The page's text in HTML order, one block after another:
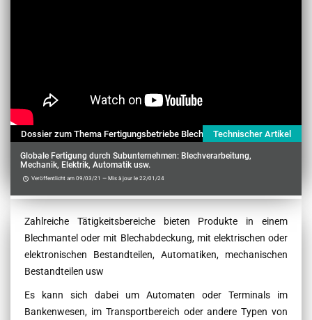
Dossier zum Thema Fertigungsbetriebe Blechverarbeitung
Technischer Artikel
Globale Fertigung durch Subunternehmen: Blechverarbeitung,
Mechanik, Elektrik, Automatik usw.
Veröffentlicht am 09/03/21 — Mis à jour le 22/01/24
Contenu
Zahlreiche Tätigkeitsbereiche bieten Produkte in einem
Blechmantel oder mit Blechabdeckung, mit elektrischen oder
elektronischen Bestandteilen, Automatiken, mechanischen
Bestandteilen usw
Es kann sich dabei um Automaten oder Terminals im
Bankenwesen, im Transportbereich oder andere Typen von